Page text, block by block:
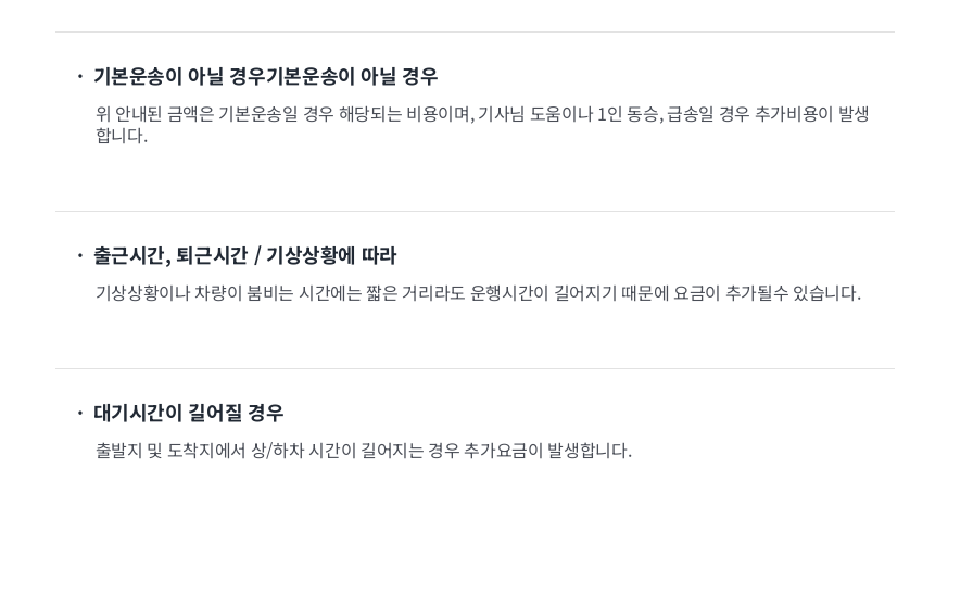
· 기본운송이 아닐 경우기본운송이 아닐 경우
위 안내된 금액은 기본운송일 경우 해당되는 비용이며, 기사님 도움이나 1인 동승, 급송일 경우 추가비용이 발생
합니다.
· 출근시간, 퇴근시간 / 기상상황에 따라
기상상황이나 차량이 붐비는 시간에는 짧은 거리라도 운행시간이 길어지기 때문에 요금이 추가될수 있습니다.
· 대기시간이 길어질 경우
출발지 및 도착지에서 상/하차 시간이 길어지는 경우 추가요금이 발생합니다.